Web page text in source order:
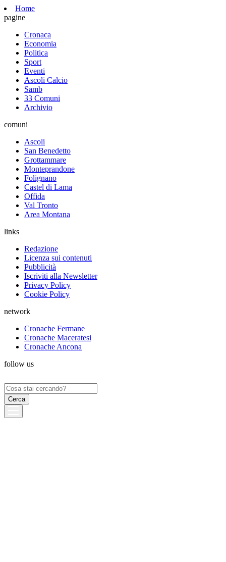
Home
pagine
Cronaca
Economia
Politica
Sport
Eventi
Ascoli Calcio
Samb
33 Comuni
Archivio
comuni
Ascoli
San Benedetto
Grottammare
Monteprandone
Folignano
Castel di Lama
Offida
Val Tronto
Area Montana
links
Redazione
Licenza sui contenuti
Pubblicità
Iscriviti alla Newsletter
Privacy Policy
Cookie Policy
network
Cronache Fermane
Cronache Maceratesi
Cronache Ancona
follow us
Ricerca
per: